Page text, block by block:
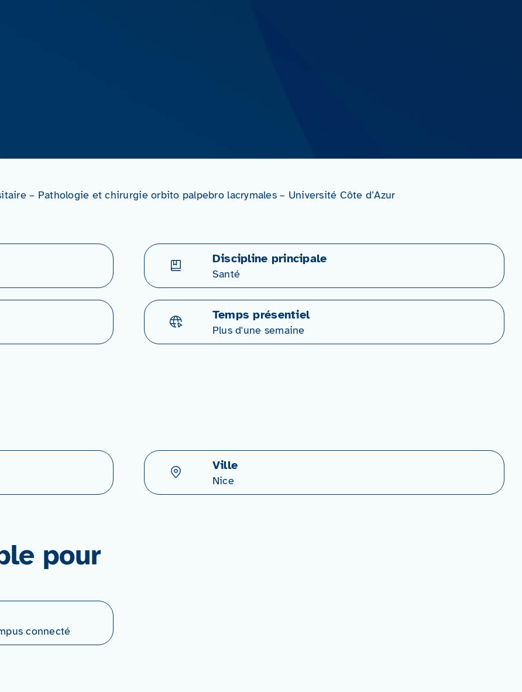
– Pathologie et chirurgie orbito palpebro lacrymales – Université Côte d’Azur
Discipline principale
Santé
Temps présentiel
Plus d'une semaine
Ville
Nice
pour
connecté